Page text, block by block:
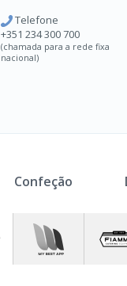
Telefone
+351 234 300 700
(chamada para a rede fixa
nacional)
Confeção